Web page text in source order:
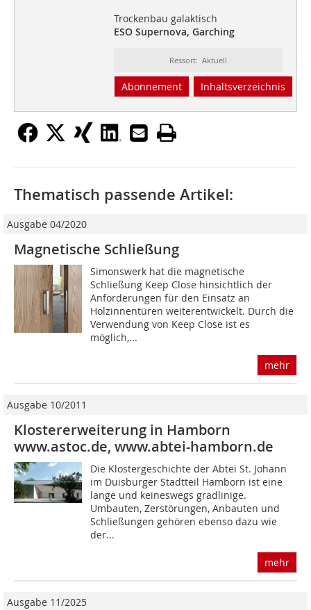
Trockenbau galaktisch
ESO Supernova, Garching
Ressort: Aktuell
Abonnement Inhaltsverzeichnis
Thematisch passende Artikel:
Ausgabe 04/2020
Magnetische Schließung
Simonswerk hat die magnetische
Schließung Keep Close hinsichtlich der
Anforderungen für den Einsatz an
Holzinnentüren weiterentwickelt. Durch die
Verwendung von Keep Close ist es
möglich,...
mehr
Ausgabe 10/2011
Klostererweiterung in Hamborn
www.astoc.de, www.abtei-hamborn.de
Die Klostergeschichte der Abtei St. Johann
im Duisburger Stadtteil Hamborn ist eine
lange und keineswegs gradlinige.
Umbauten, Zerstörungen, Anbauten und
Schließungen gehören ebenso dazu wie
der...
mehr
Ausgabe 11/2025